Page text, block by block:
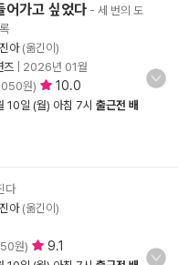
어가고 싶었다 - 세 번의 도
아(옮긴이)
즈
2026년 01월
원) 10.0
10일 (월) 아침 7시 출근전 배
다
아(옮긴이)
원) 9.1